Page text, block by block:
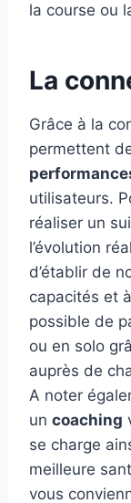
la course ou
La
Grâce à la
permettent
utilisateurs.
réaliser un
l’évolution
d’établir de
capacités et
possible de
ou en solo
auprès de
A noter
un coaching
se charge
meilleure
vous